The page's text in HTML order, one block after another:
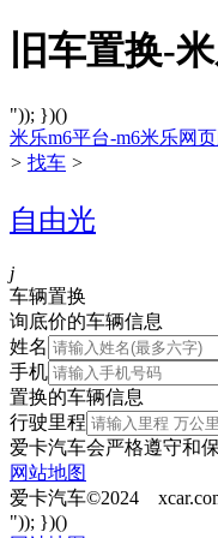
旧车置换-
")); })()
米乐m6平台-m6米乐网
> 找车 >
自由光
j
车辆置换
询底价的车辆信息
姓名
手机
置换的车辆信息
行驶里程
爱卡汽车会严格遵守和
网站地图
爱卡汽车©2024
")); })()